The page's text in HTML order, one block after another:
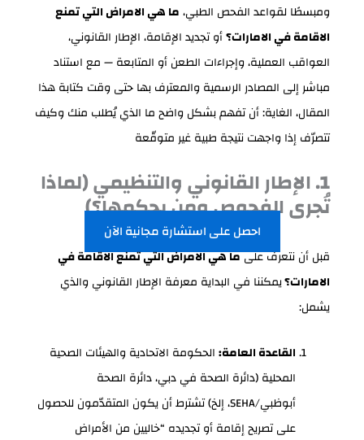
ومبسطًا لقواعد الفحص الطبي،ما هي الامراض التي تمنع
الاقامة في الامارات؟أو تجديد الإقامة، الإطار القانوني،
العواقب العملية، وإجراءات الطعن أو المتابعة — مع استناد
مباشر إلى المصادر الرسمية والمعترف بها حتى وقت كتابة هذا
المقال، الغاية: أن تفهم بشكل واضح ما الذي يُطلب منك وكيف
تتصرّف إذا واجهت نتيجة طبية غير متوقّعة
1. الإطار القانوني والتنظيمي (لماذا
تُجرى الفحوص ومن يحكمها؟)
احصل على استشارة مجانية الآن
قبل أن نتعرف علىما هي الامراض التي تمنع الاقامة في
الامارات؟يمكننا في البداية معرفة الإطار القانوني والذي
يشمل:
القاعدة العامة:الحكومة الاتحادية والهيئات الصحية
المحلية (دائرة الصحة في دبي، دائرة الصحة
أبوظبي/SEHA، إلخ) تشترط أن يكون المتقدّمون للحصول
على تصريح إقامة أو تجديده “خاليين من الأمراض